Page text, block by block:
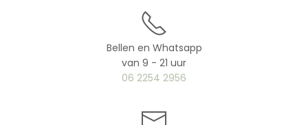
Bellen en Whatsapp
van 9 - 21 uur
06 2254 2956